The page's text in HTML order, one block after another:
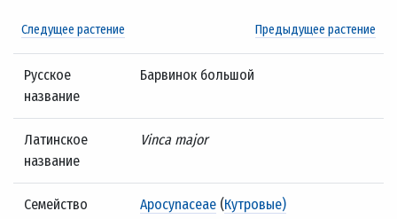
Следущее растение Предыдущее растение
Русское
название
Барвинок большой
Латинское
название
Vinca major
Семейство Apocynaceae (Кутровые)